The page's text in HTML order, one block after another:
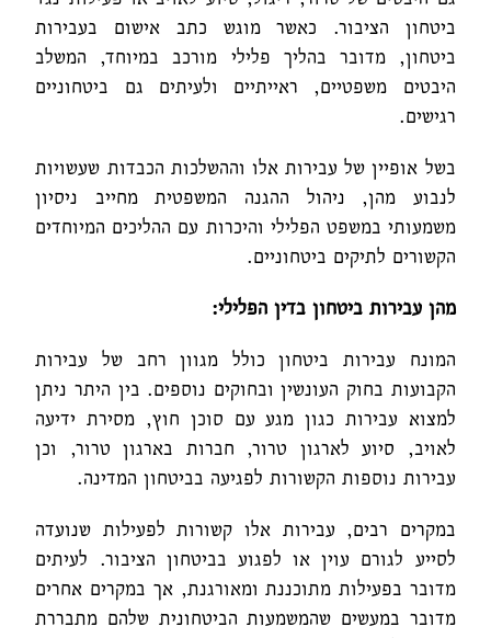
ביטחון הציבור. כאשר מוגש כתב אישום בעבירות
ביטחון, מדובר בהליך פלילי מורכב במיוחד, המשלב
היבטים משפטיים, ראייתיים ולעיתים גם ביטחוניים
רגישים.
בשל אופיין של עבירות אלו וההשלכות הכבדות שעשויות
לנבוע מהן, ניהול ההגנה המשפטית מחייב ניסיון
משמעותי במשפט הפלילי והיכרות עם ההליכים המיוחדים
הקשורים לתיקים ביטחוניים.
מהן עבירות ביטחון בדין הפלילי:
המונח עבירות ביטחון כולל מגוון רחב של עבירות
הקבועות בחוק העונשין ובחוקים נוספים. בין היתר ניתן
למצוא עבירות כגון מגע עם סוכן חוץ, מסירת ידיעה
לאויב, סיוע לארגון טרור, חברות בארגון טרור, וכן
עבירות נוספות הקשורות לפגיעה בביטחון המדינה.
במקרים רבים, עבירות אלו קשורות לפעילות שנועדה
לסייע לגורם עוין או לפגוע בביטחון הציבור. לעיתים
מדובר בפעילות מתוכננת ומאורגנת, אך במקרים אחרים
מדובר במעשים שהמשמעות הביטחונית שלהם מתבררת